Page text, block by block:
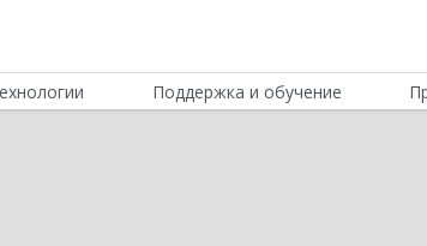
Поддержка и обучение